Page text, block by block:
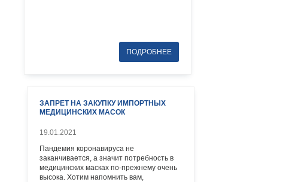
ЗАПРЕТ НА ЗАКУПКУ ИМПОРТНЫХ
МЕДИЦИНСКИХ МАСОК
19.01.2021
Пандемия коронавируса не
заканчивается, а значит потребность в
медицинских масках по-прежнему очень
высока. Хотим напомнить вам,